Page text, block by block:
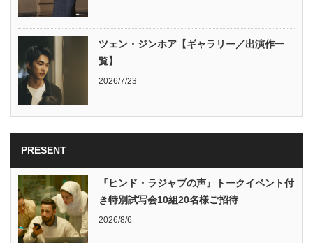
ツェン・ジンホア【ギャラリー／出演作一
覧】
2026/7/23
PRESENT
『ヒンド・ラジャブの声』トークイベント付
き特別試写会10組20名様ご招待
2026/8/6